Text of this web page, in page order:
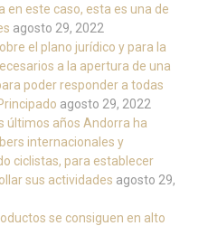
en este caso, esta es una de
agosto 29, 2022
el plano jurídico y para la
a la apertura de una
poder responder a todas
agosto 29, 2022
últimos años Andorra ha
internacionales y
ciclistas, para establecer
sus actividades agosto 29,
se consiguen en alto